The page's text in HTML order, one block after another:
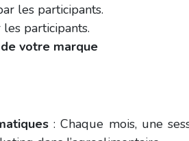
les participants.
participants.
votre marque
: Chaque mois, une